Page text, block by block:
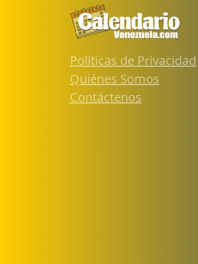
Políticas de Privacidad
Quiénes Somos
Contáctenos